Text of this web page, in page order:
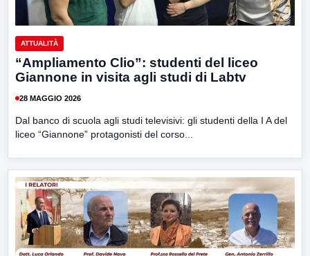
ATTUALITÀ
“Ampliamento Clio”: studenti del liceo
Giannone in visita agli studi di Labtv
28 MAGGIO 2026
Dal banco di scuola agli studi televisivi: gli studenti della I A del
liceo “Giannone” protagonisti del corso...